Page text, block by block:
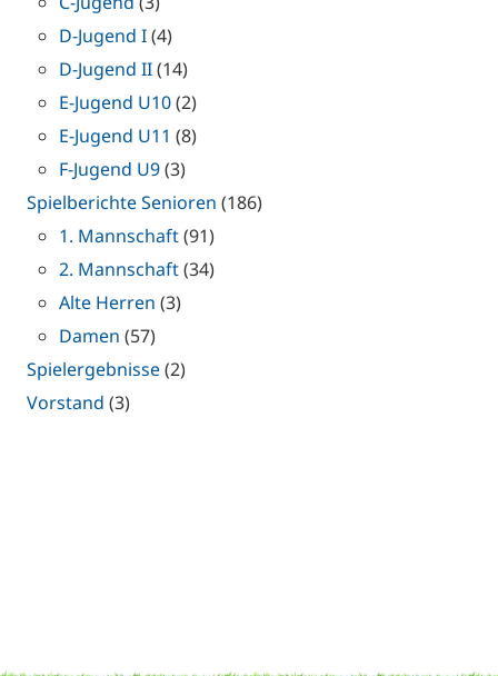
D-Jugend I(4)
D-Jugend II(14)
E-Jugend U10(2)
E-Jugend U11 (8)
F-Jugend U9(3)
Spielberichte Senioren (186)
1. Mannschaft(91)
2. Mannschaft(34)
Alte Herren (3)
Damen (57)
Spielergebnisse(2)
Vorstand (3)